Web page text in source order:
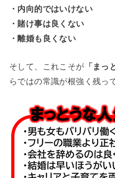
・内向的ではいけない
・賭け事は良くない
・離婚も良くない
そして、これこそが 「まっ
らではの常識が根強く残っ